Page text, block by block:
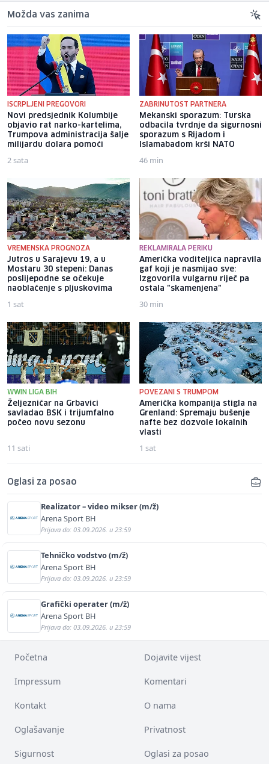
Možda vas zanima
ISCRPLJENI PREGOVORI
Novi predsjednik Kolumbije
objavio rat narko-kartelima,
Trumpova administracija šalje
milijardu dolara pomoći
2 sata
ZABRINUTOST PARTNERA
Mekanski sporazum: Turska
odbacila tvrdnje da sigurnosni
sporazum s Rijadom i
Islamabadom krši NATO
46 min
VREMENSKA PROGNOZA
Jutros u Sarajevu 19, a u
Mostaru 30 stepeni: Danas
poslijepodne se očekuje
naoblačenje s pljuskovima
1 sat
REKLAMIRALA PERIKU
Američka voditeljica napravila
gaf koji je nasmijao sve:
Izgovorila vulgarnu riječ pa
ostala "skamenjena"
30 min
WWIN LIGA BIH
Željezničar na Grbavici
savladao BSK i trijumfalno
počeo novu sezonu
11 sati
POVEZANI S TRUMPOM
Američka kompanija stigla na
Grenland: Spremaju bušenje
nafte bez dozvole lokalnih
vlasti
1 sat
Oglasi za posao
Realizator – video mikser (m/ž)
Arena Sport BH
Prijava do: 03.09.2026. u 23:59
Tehničko vodstvo (m/ž)
Arena Sport BH
Prijava do: 03.09.2026. u 23:59
Grafički operater (m/ž)
Arena Sport BH
Prijava do: 03.09.2026. u 23:59
Početna Dojavite vijest
Impressum Komentari
Kontakt O nama
Oglašavanje Privatnost
Sigurnost Oglasi za posao